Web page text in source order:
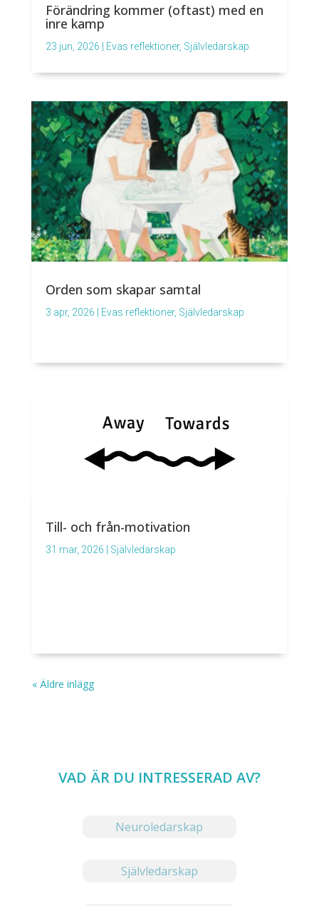
Förändring kommer (oftast) med en
inre kamp
23 jun, 2026 Evas reflektioner, Självledarskap
Orden som skapar samtal
3 apr, 2026 Evas reflektioner, Självledarskap
Till- och från-motivation
31 mar, 2026 Självledarskap
« Äldre inlägg
VAD ÄR DU INTRESSERAD AV?
Neuroledarskap
Självledarskap